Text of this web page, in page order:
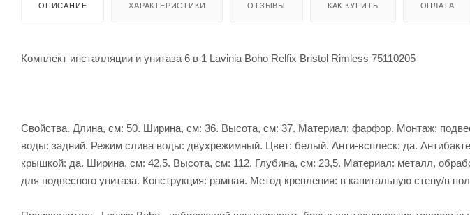
ОПИСАНИЕ ХАРАКТЕРИСТИКИ ОТЗЫВЫ КАК КУПИТЬ ОПЛАТА
Комплект инсталляции и унитаза 6 в 1 Lavinia Boho Relfix Bristol Rimless 75110205
Свойства. Длина, см: 50. Ширина, см: 36. Высота, см: 37. Материал: фарфор. Монтаж:
воды: задний. Режим слива воды: двухрежимный. Цвет: белый. Анти-всплеск: да.
крышкой: да. Ширина, см: 42,5. Высота, см: 112. Глубина, см: 23,5. Материал: металл,
для подвесного унитаза. Конструкция: рамная. Метод крепления: в капитальную стену/в